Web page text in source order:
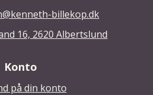
billekop.dk
16, 2620 Albertslund
Konto
på din konto